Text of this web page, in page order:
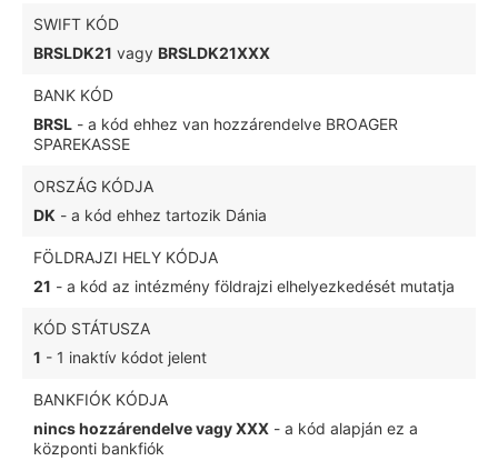
SWIFT KÓD
BRSLDK21 vagy BRSLDK21XXX
BANK KÓD
BRSL - a kód ehhez van hozzárendelve BROAGER
SPAREKASSE
ORSZÁG KÓDJA
DK - a kód ehhez tartozik Dánia
FÖLDRAJZI HELY KÓDJA
21 - a kód az intézmény földrajzi elhelyezkedését mutatja
KÓD STÁTUSZA
1 - 1 inaktív kódot jelent
BANKFIÓK KÓDJA
nincs hozzárendelve vagy XXX - a kód alapján ez a
központi bankfiók